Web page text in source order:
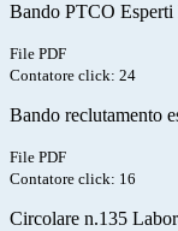
Bando PTCO Esperti
File PDF
Contatore click: 24
Bando reclutamento
File PDF
Contatore click: 16
Circolare n.135